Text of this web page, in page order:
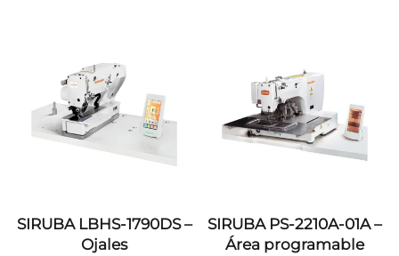
SIRUBA LBHS-1790DS –
Ojales
SIRUBA PS-2210A-01A –
Área programable